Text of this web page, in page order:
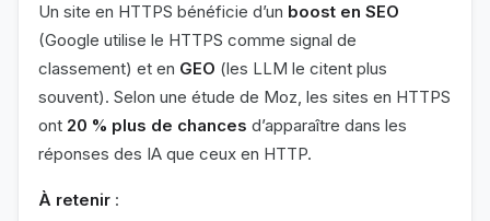
Un site en HTTPS bénéficie d’un boost en SEO
(Google utilise le HTTPS comme signal de
classement) et en GEO (les LLM le citent plus
souvent). Selon une étude de Moz, les sites en HTTPS
ont 20 % plus de chances d’apparaître dans les
réponses des IA que ceux en HTTP.
À retenir :